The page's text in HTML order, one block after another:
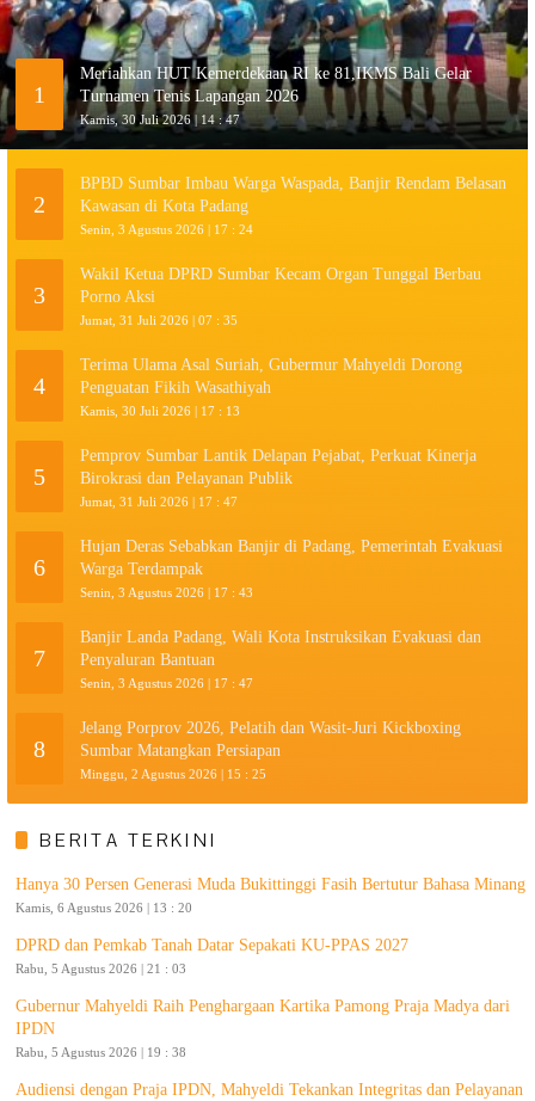
1
Meriahkan HUT Kemerdekaan RI ke 81,IKMS Bali Gelar
Turnamen Tenis Lapangan 2026
Kamis, 30 Juli 2026 | 14 : 47
2
BPBD Sumbar Imbau Warga Waspada, Banjir Rendam Belasan
Kawasan di Kota Padang
Senin, 3 Agustus 2026 | 17 : 24
3
Wakil Ketua DPRD Sumbar Kecam Organ Tunggal Berbau
Porno Aksi
Jumat, 31 Juli 2026 | 07 : 35
4
Terima Ulama Asal Suriah, Gubermur Mahyeldi Dorong
Penguatan Fikih Wasathiyah
Kamis, 30 Juli 2026 | 17 : 13
5
Pemprov Sumbar Lantik Delapan Pejabat, Perkuat Kinerja
Birokrasi dan Pelayanan Publik
Jumat, 31 Juli 2026 | 17 : 47
6
Hujan Deras Sebabkan Banjir di Padang, Pemerintah Evakuasi
Warga Terdampak
Senin, 3 Agustus 2026 | 17 : 43
7
Banjir Landa Padang, Wali Kota Instruksikan Evakuasi dan
Penyaluran Bantuan
Senin, 3 Agustus 2026 | 17 : 47
8
Jelang Porprov 2026, Pelatih dan Wasit-Juri Kickboxing
Sumbar Matangkan Persiapan
Minggu, 2 Agustus 2026 | 15 : 25
BERITA TERKINI
Hanya 30 Persen Generasi Muda Bukittinggi Fasih Bertutur Bahasa Minang
Kamis, 6 Agustus 2026 | 13 : 20
DPRD dan Pemkab Tanah Datar Sepakati KU-PPAS 2027
Rabu, 5 Agustus 2026 | 21 : 03
Gubernur Mahyeldi Raih Penghargaan Kartika Pamong Praja Madya dari
IPDN
Rabu, 5 Agustus 2026 | 19 : 38
Audiensi dengan Praja IPDN, Mahyeldi Tekankan Integritas dan Pelayanan